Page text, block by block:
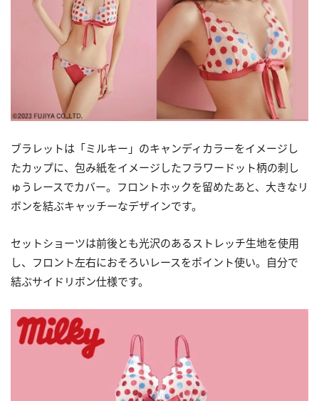
ブラレットは「ミルキー」のキャンディカラーをイメージし
たカップに、包み紙をイメージしたフラワードット柄の刺し
ゅうレースでカバー。フロントホックを留めたあと、大きなリ
ボンを結ぶキャッチーなデザインです。
セットショーツは前後とも光沢のあるストレッチ生地を使用
し、フロント左右におそろいレースをポイント使い。自分で
結ぶサイドリボン仕様です。